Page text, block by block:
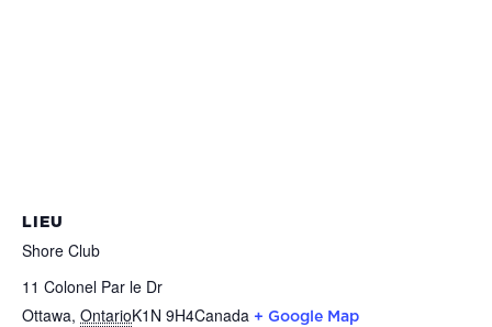
LIEU
Shore Club
11 Colonel Par le Dr
Ottawa, OntarioK1N 9H4Canada + Google Map